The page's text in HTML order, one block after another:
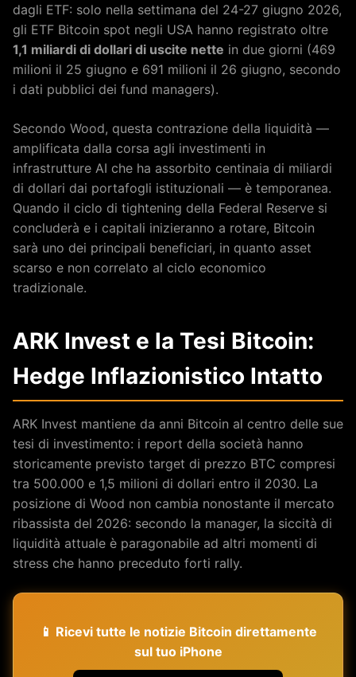
dagli ETF: solo nella settimana del 24-27 giugno 2026,
gli ETF Bitcoin spot negli USA hanno registrato oltre
1,1 miliardi di dollari di uscite nette in due giorni (469
milioni il 25 giugno e 691 milioni il 26 giugno, secondo
i dati pubblici dei fund managers).
Secondo Wood, questa contrazione della liquidità —
amplificata dalla corsa agli investimenti in
infrastrutture AI che ha assorbito centinaia di miliardi
di dollari dai portafogli istituzionali — è temporanea.
Quando il ciclo di tightening della Federal Reserve si
concluderà e i capitali inizieranno a rotare, Bitcoin
sarà uno dei principali beneficiari, in quanto asset
scarso e non correlato al ciclo economico
tradizionale.
ARK Invest e la Tesi Bitcoin:
Hedge Inflazionistico Intatto
ARK Invest mantiene da anni Bitcoin al centro delle sue
tesi di investimento: i report della società hanno
storicamente previsto target di prezzo BTC compresi
tra 500.000 e 1,5 milioni di dollari entro il 2030. La
posizione di Wood non cambia nonostante il mercato
ribassista del 2026: secondo la manager, la siccità di
liquidità attuale è paragonabile ad altri momenti di
stress che hanno preceduto forti rally.
📱 Ricevi tutte le notizie Bitcoin direttamente
sul tuo iPhone